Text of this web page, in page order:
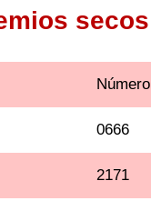
secos
Número
0666
2171